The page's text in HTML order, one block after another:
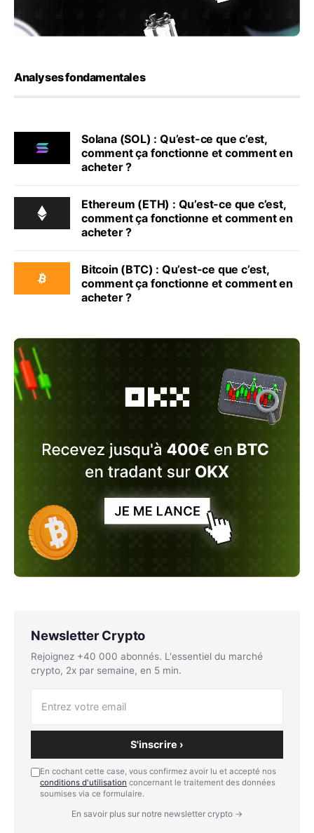
Analyses fondamentales
Solana (SOL) : Qu’est-ce que c’est,
comment ça fonctionne et comment en
acheter ?
Ethereum (ETH) : Qu’est-ce que c’est,
comment ça fonctionne et comment en
acheter ?
Bitcoin (BTC) : Qu’est-ce que c’est,
comment ça fonctionne et comment en
acheter ?
Newsletter Crypto
Rejoignez +40 000 abonnés. L'essentiel du marché
crypto, 2x par semaine, en 5 min.
S'inscrire ›
En cochant cette case, vous confirmez avoir lu et accepté nos
conditions d'utilisation concernant le traitement des données
soumises via ce formulaire.
En savoir plus sur notre newsletter crypto →